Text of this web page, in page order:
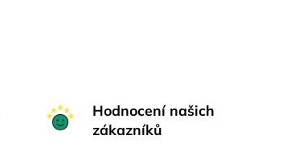
Hodnocení našich
zákazníků